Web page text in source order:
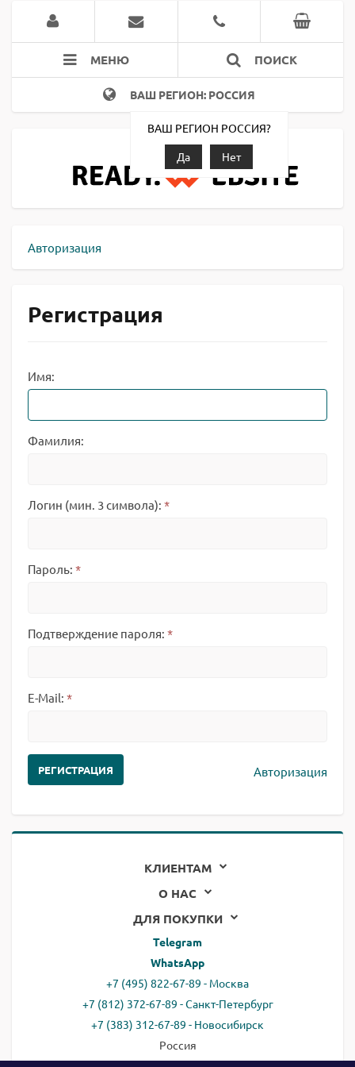
МЕНЮ ПОИСК
ВАШ РЕГИОН: РОССИЯ
ВАШ РЕГИОН РОССИЯ?
Да
Нет
Авторизация
Регистрация
Имя:
Фамилия:
Логин (мин. 3 символа): *
Пароль: *
Подтверждение пароля: *
E-Mail: *
Авторизация
КЛИЕНТАМ
О НАС
ДЛЯ ПОКУПКИ
Telegram
WhatsApp
+7 (495) 822-67-89 - Москва
+7 (812) 372-67-89 - Санкт-Петербург
+7 (383) 312-67-89 - Новосибирск
Россия